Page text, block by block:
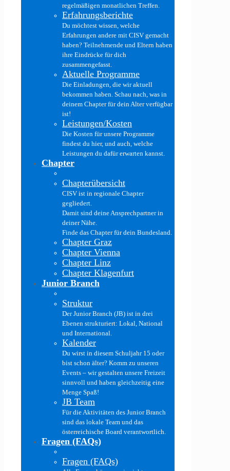
regelmäßigen monatlichen Treffen.
Erfahrungsberichte
Du möchtest wissen, welche
Erfahrungen andere mit CISV gemacht
haben? Teilnehmende und Eltern haben
ihre Eindrücke für dich
zusammengefasst.
Aktuelle Programme
Die Einladungen, die wir aktuell
bekommen haben. Schau nach, was in
deinem Chapter für dein Alter verfügbar
ist!
Leistungen/Kosten
Die Kosten für unsere Programme
findest du hier, und auch, welche
Leistungen du dafür erwarten kannst.
Chapter
Chapterübersicht
CISV ist in regionale Chapter
gegliedert.
Damit sind deine Ansprechpartner in
deiner Nähe.
Finde das Chapter für dein Bundesland.
Chapter Graz
Chapter Vienna
Chapter Linz
Chapter Klagenfurt
Junior Branch
Struktur
Der Junior Branch (JB) ist in drei
Ebenen strukturiert: Lokal, National
und International.
Kalender
Du wirst in diesem Schuljahr 15 oder
bist schon älter? Komm zu unseren
Events – wir gestalten unsere Freizeit
sinnvoll und haben gleichzeitig eine
Menge Spaß!
JB Team
Für die Aktivitäten des Junior Branch
sind das lokale Team und das
österreichische Board verantwortlich.
Fragen (FAQs)
Fragen (FAQs)